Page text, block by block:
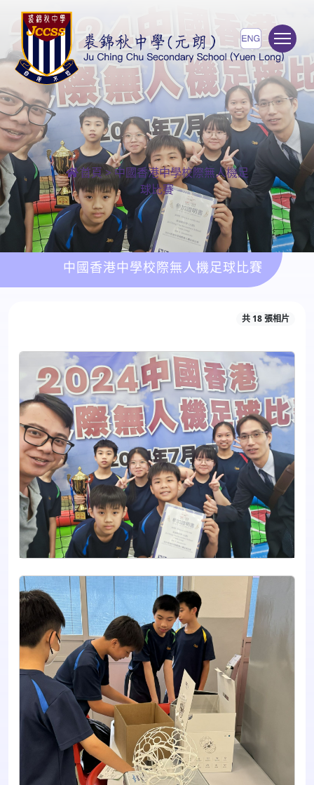
首頁>中國香港中學校際無人機足
球比賽
中國香港中學校際無人機足球比賽
共 18 張相片